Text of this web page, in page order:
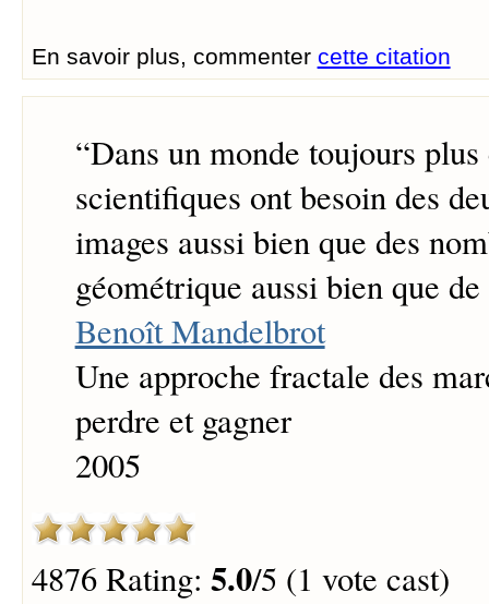
En savoir plus, commenter cette citation
“Dans un monde toujours
scientifiques ont besoin des
images aussi bien que des
géométrique aussi bien que
Benoît Mandelbrot
Une approche fractale des
perdre et gagner
2005
4876 Rating: 5.0/5 (1 vote cast)